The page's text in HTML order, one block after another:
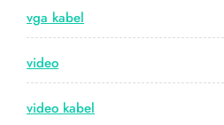
vga kabel
video
video kabel